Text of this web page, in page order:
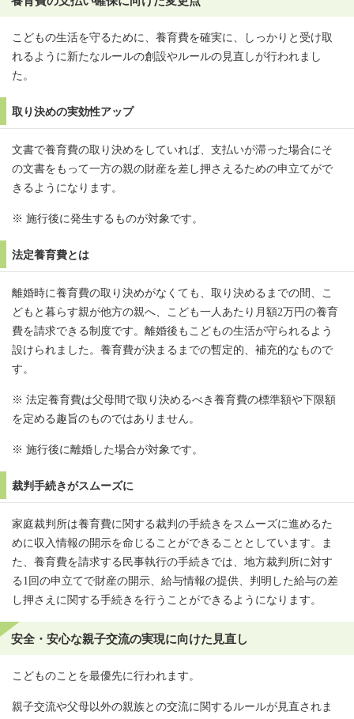
こどもの生活を守るために、養育費を確実に、しっかりと受け取
れるように新たなルールの創設やルールの見直しが行われまし
た。
取り決めの実効性アップ
文書で養育費の取り決めをしていれば、支払いが滞った場合にそ
の文書をもって一方の親の財産を差し押さえるための申立てがで
きるようになります。
※ 施行後に発生するものが対象です。
法定養育費とは
離婚時に養育費の取り決めがなくても、取り決めるまでの間、こ
どもと暮らす親が他方の親へ、こども一人あたり月額2万円の養育
費を請求できる制度です。離婚後もこどもの生活が守られるよう
設けられました。養育費が決まるまでの暫定的、補充的なもので
す。
※ 法定養育費は父母間で取り決めるべき養育費の標準額や下限額
を定める趣旨のものではありません。
※ 施行後に離婚した場合が対象です。
裁判手続きがスムーズに
家庭裁判所は養育費に関する裁判の手続きをスムーズに進めるた
めに収入情報の開示を命じることができることとしています。ま
た、養育費を請求する民事執行の手続きでは、地方裁判所に対す
る1回の申立てで財産の開示、給与情報の提供、判明した給与の差
し押さえに関する手続きを行うことができるようになります。
安全・安心な親子交流の実現に向けた見直し
こどものことを最優先に行われます。
親子交流や父母以外の親族との交流に関するルールが見直されま